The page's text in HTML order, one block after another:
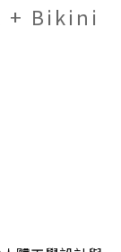
+ Bikini